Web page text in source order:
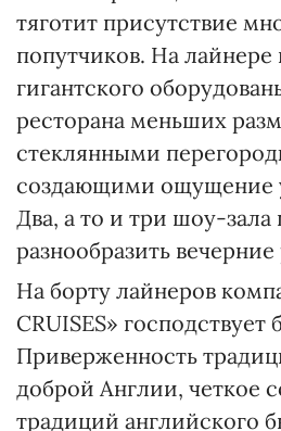
тяготит присутствие
попутчиков. На лайнере
гигантского
ресторана меньших
стеклянными
создающими ощущение
Два, а то и три шоу-зала
разнообразить
На борту лайнеров
CRUISES»
Приверженность
доброй Англии, четкое
традиций английского